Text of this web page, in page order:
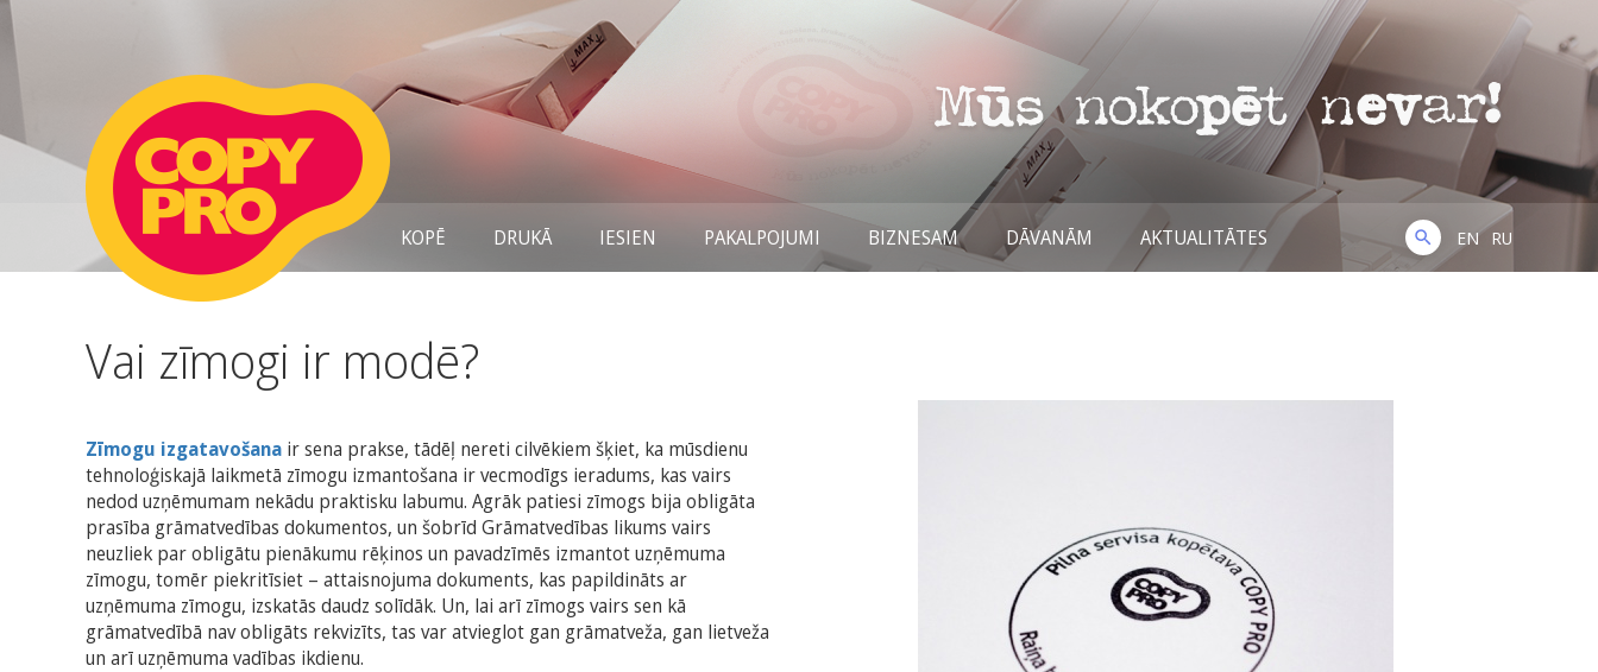
EN RU
KOPĒ DRUKĀ IESIEN PAKALPOJUMI BIZNESAM DĀVANĀM AKTUALITĀTES
Vai zīmogi ir modē?
Zīmogu izgatavošana ir sena prakse, tādēļ nereti cilvēkiem šķiet, ka mūsdienu
tehnoloģiskajā laikmetā zīmogu izmantošana ir vecmodīgs ieradums, kas vairs
nedod uzņēmumam nekādu praktisku labumu. Agrāk patiesi zīmogs bija obligāta
prasība grāmatvedības dokumentos, un šobrīd Grāmatvedības likums vairs
neuzliek par obligātu pienākumu rēķinos un pavadzīmēs izmantot uzņēmuma
zīmogu, tomēr piekritīsiet – attaisnojuma dokuments, kas papildināts ar
uzņēmuma zīmogu, izskatās daudz solīdāk. Un, lai arī zīmogs vairs sen kā
grāmatvedībā nav obligāts rekvizīts, tas var atvieglot gan grāmatveža, gan lietveža
un arī uzņēmuma vadības ikdienu.